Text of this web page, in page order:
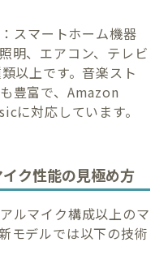
：スマートホーム機器
明、エアコン、テレビ
以上です。音楽スト
豊富で、Amazon
対応しています。
ク性能の見極め方
ルマイク構成以上のマ
モデルでは以下の技術